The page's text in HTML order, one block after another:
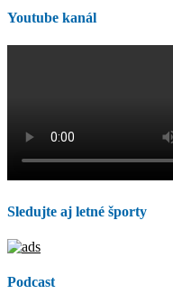
Youtube kanál
Sledujte aj letné športy
Podcast